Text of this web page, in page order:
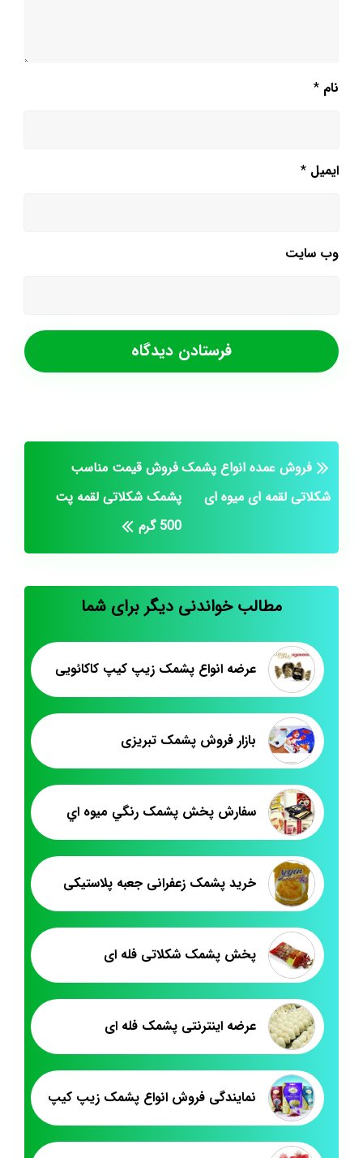
نام *
ایمیل *
وب‌ سایت
فروش عمده انواع پشمک
شکلاتی لقمه ای میوه ای
فروش قیمت مناسب
پشمک شکلاتی لقمه پت
500 گرم
مطالب خواندنی دیگر برای شما
عرضه انواع پشمک زیپ کیپ کاکائویی
بازار فروش پشمک تبریزی
سفارش پخش پشمک رنگي ميوه اي
خرید پشمک زعفرانی جعبه پلاستیکی
پخش پشمک شکلاتی فله ای
عرضه اینترنتی پشمک فله ای
نمایندگی فروش انواع پشمک زیپ کیپ